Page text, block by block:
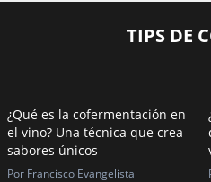
TIPS DE
¿Qué es la cofermentación en
el vino? Una técnica que crea
sabores únicos
Por Francisco Evangelista